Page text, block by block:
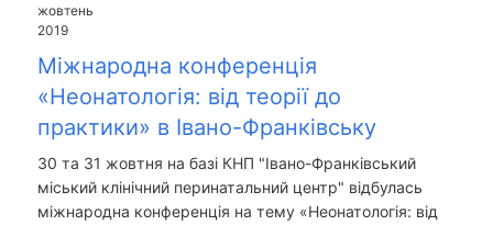
жовтень
2019
Міжнародна конференція
«Неонатологія: від теорії до
практики» в Івано-Франківську
30 та 31 жовтня на базі КНП "Івано-Франківський
міський клінічний перинатальний центр" відбулась
міжнародна конференція на тему «Неонатологія: від